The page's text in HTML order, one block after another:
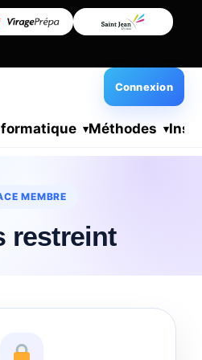
Méthodes
Connexion
MEMBRE
restreint